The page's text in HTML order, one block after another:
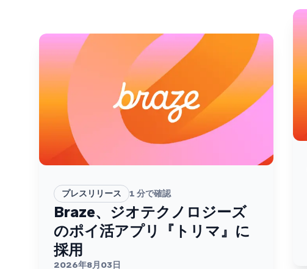
プレスリリース 1 分で確認
Braze、ジオテクノロジーズ
のポイ活アプリ『トリマ』に
採用
2026年8月03日